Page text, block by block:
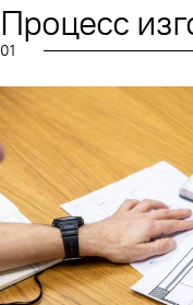
Процесс
01